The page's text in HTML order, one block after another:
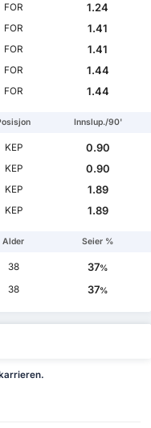
FOR
1.24
FOR
1.41
FOR
1.41
FOR
1.44
FOR 1.44
Innslup./90'
KEP
0.90
KEP
0.90
KEP
1.89
KEP 1.89
Alder Seier %
38 37%
38 37%